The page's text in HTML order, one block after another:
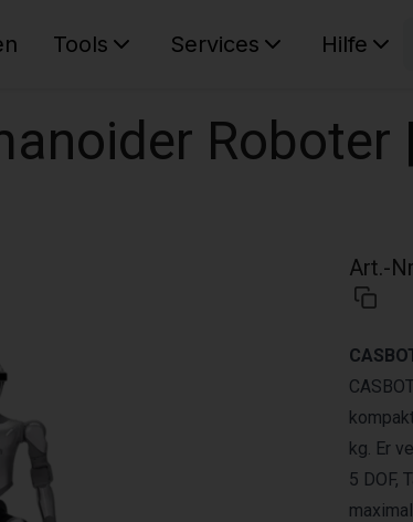
Tools Services Hilfe
Roboter
Art.-
kg. Er
5 DOF,